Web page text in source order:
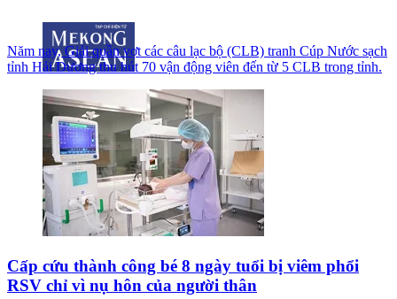
Năm nay, Giải quần vợt các câu lạc bộ (CLB) tranh Cúp Nước sạch
tỉnh Hải Dương thu hút 70 vận động viên đến từ 5 CLB trong tỉnh.
Cấp cứu thành công bé 8 ngày tuổi bị viêm phổi
RSV chỉ vì nụ hôn của người thân